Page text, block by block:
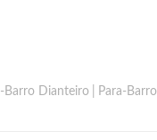
Barro Dianteiro Para-